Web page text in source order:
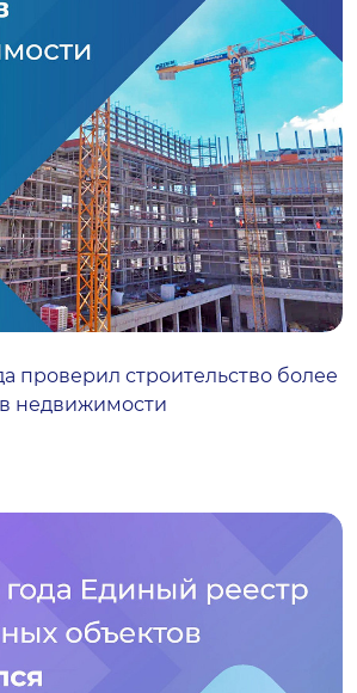
проверил строительство более
недвижимости